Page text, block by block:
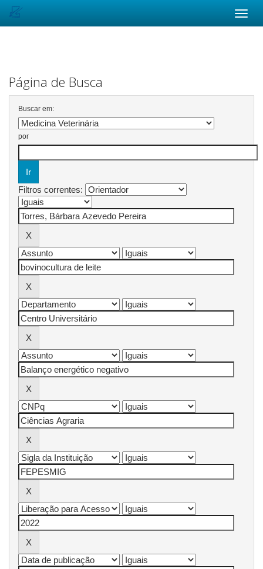
Página de Busca
Buscar em:
por
Filtros correntes: